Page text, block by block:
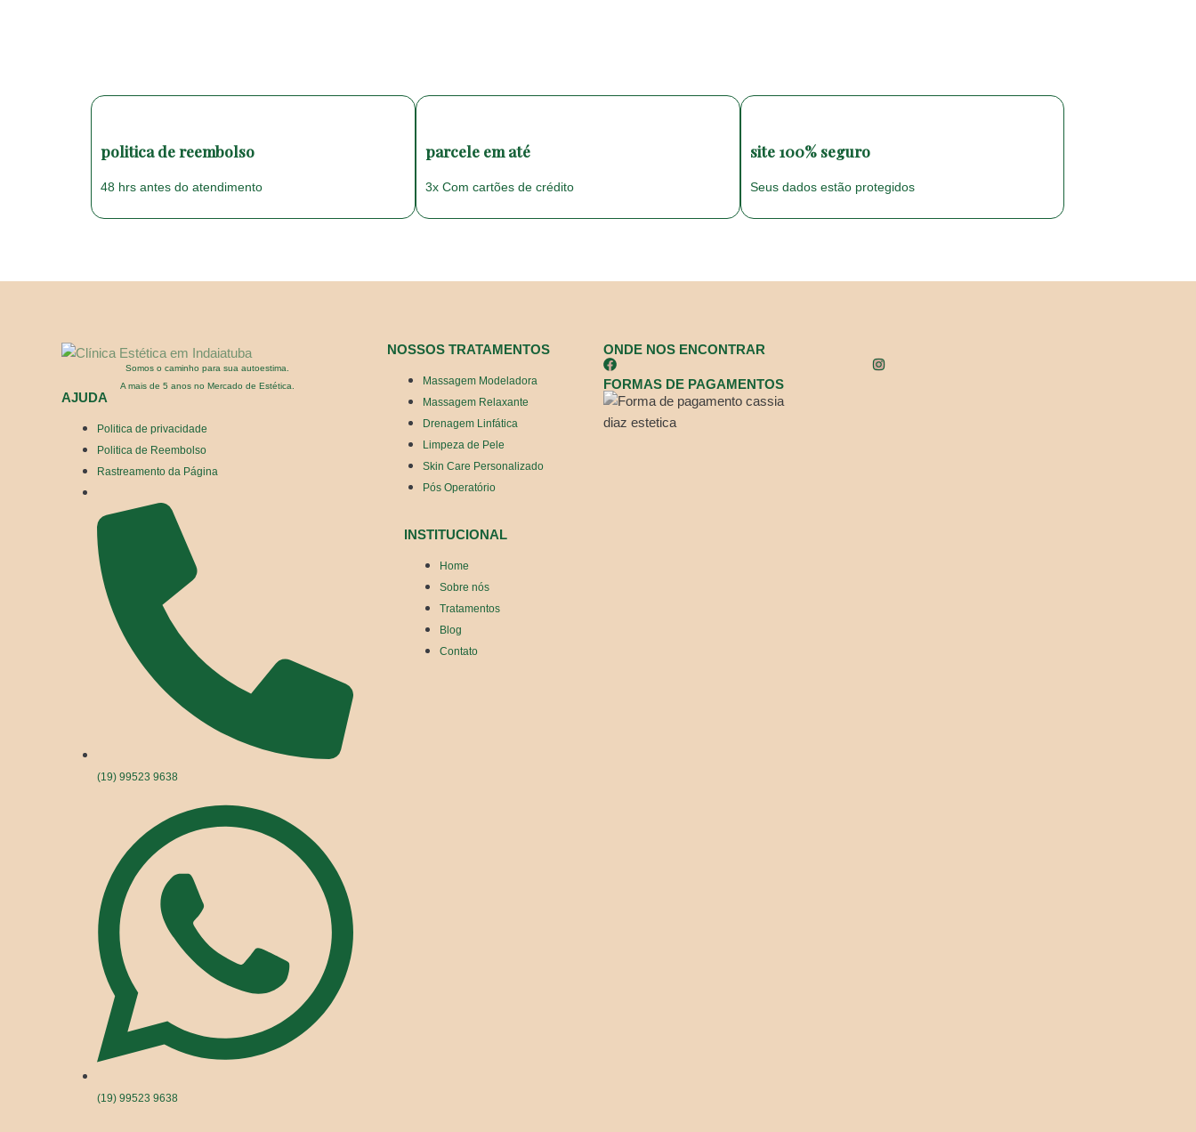
politica de reembolso
48 hrs antes do atendimento
parcele em até
3x Com cartões de crédito
site 100% seguro
Seus dados estão protegidos
Somos o caminho para sua autoestima.
A mais de 5 anos no Mercado de Estética.
AJUDA
Politica de privacidade
Politica de Reembolso
Rastreamento da Página
(19) 99523 9638
(19) 99523 9638
NOSSOS TRATAMENTOS
Massagem Modeladora
Massagem Relaxante
Drenagem Linfática
Limpeza de Pele
Skin Care Personalizado
Pós Operatório
INSTITUCIONAL
Home
Sobre nós
Tratamentos
Blog
Contato
ONDE NOS ENCONTRAR
FORMAS DE PAGAMENTOS